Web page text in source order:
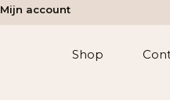
Mijn account
Shop